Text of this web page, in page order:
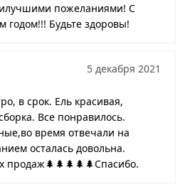
пожеланиями! С
Будьте здоровы!
5 декабря 2021
в срок. Ель красивая,
Все понравилось.
время отвечали на
осталась довольна.